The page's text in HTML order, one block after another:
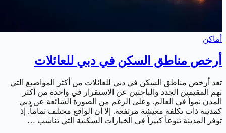
أماكن
أرخص مناطق السكن في دبي للعائلات
تعد أرخص مناطق السكن في دبي للعائلات من أكثر المواضيع التي
تهم المقيمين الجدد والباحثين عن الاستقرار في واحدة من أكثر
المدن نمواً في العالم. وعلى الرغم من الصورة الشائعة عن دبي
كمدينة ذات تكلفة معيشة مرتفعة. إلا أن الواقع مختلف تماماً. إذ
توفر المدينة تنوعاً كبيراً في الخيارات السكنية التي تناسب …